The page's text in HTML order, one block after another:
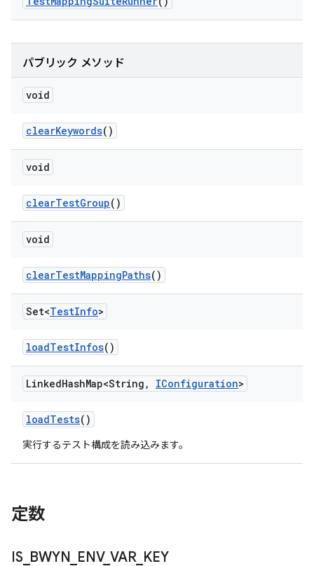
パブリック メソッド
void
clearKeywords()
void
clearTestGroup()
void
clearTestMappingPaths()
Set<TestInfo>
loadTestInfos()
LinkedHashMap<String , IConfiguration>
loadTests()
実行するテスト構成を読み込みます。
定数
IS_ BWYN ENV_ VAR_ KEY